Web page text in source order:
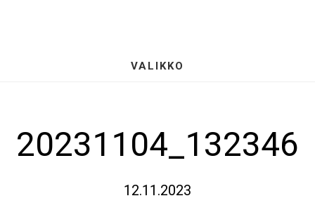
VALIKKO
20231104_132346
12.11.2023